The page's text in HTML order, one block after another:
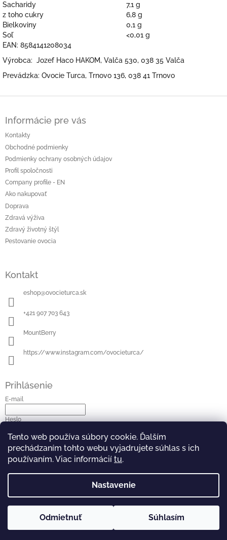
Tento web používa súbory cookie. Ďalším
prechádzaním tohto webu vyjadrujete súhlas s ich
používaním. Viac informácií tu.
Nastavenie
Odmietnuť Súhlasím
Sacharidy
7,1 g
z toho cukry
6,8 g
Bielkoviny
0,1 g
Soľ
<0,01 g
EAN: 8584141208034
Výrobca: Jozef Haco HAKOM, Valča 530, 038 35 Valča
Prevádzka: Ovocie Turca, Trnovo 136, 038 41 Trnovo
Informácie pre vás
Kontakty
Obchodné podmienky
Podmienky ochrany osobných údajov
Profil spoločnosti
Company profile - EN
Ako nakupovať
Doprava
Zdravá výživa
Zdravý životný štýl
Pestovanie ovocia
Kontakt
eshop@ovocieturca.sk
+421 907 703 643
MountBerry
https://www.instagram.com/ovocieturca/
Prihlásenie
E-mail
Heslo
Prihlásiť sa
Nová registráciaZabudnuté heslo